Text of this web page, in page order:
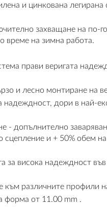
и цинкована легирана
захващане на по-
време на зимна работа.
прави веригата
и лесно монтиране на
надеждност, дори в най-
- допълнително
сцепление и + 50% обем на
за висока надеждност във
към различните профили
форма от 11.00 mm .